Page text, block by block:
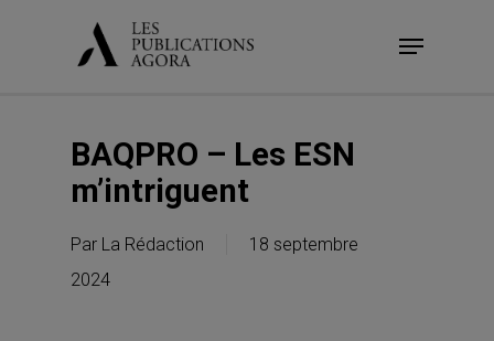
Menu
BAQPRO – Les ESN
m’intriguent
Par La Rédaction
18 septembre
2024